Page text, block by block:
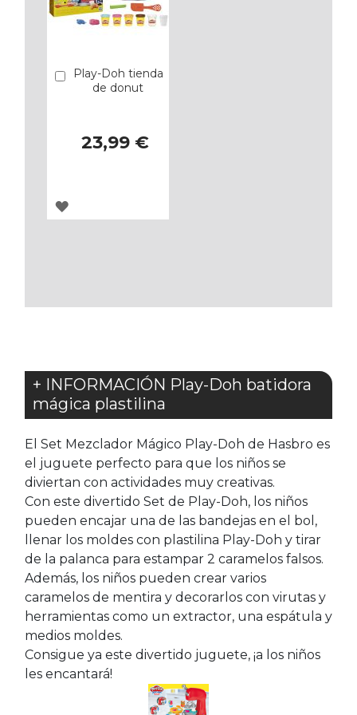
Play-Doh tienda
de donut
23,99 €
Añadir
AGREGAR
+ INFORMACIÓN Play-Doh batidora
mágica plastilina
El Set Mezclador Mágico Play-Doh de Hasbro es
el juguete perfecto para que los niños se
diviertan con actividades muy creativas.
Con este divertido Set de Play-Doh, los niños
pueden encajar una de las bandejas en el bol,
llenar los moldes con plastilina Play-Doh y tirar
de la palanca para estampar 2 caramelos falsos.
Además, los niños pueden crear varios
caramelos de mentira y decorarlos con virutas y
herramientas como un extractor, una espátula y
medios moldes.
Consigue ya este divertido juguete, ¡a los niños
les encantará!